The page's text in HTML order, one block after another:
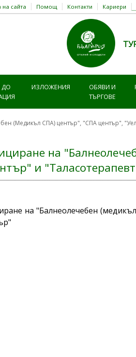
на сайта Помощ Контакти Кариери
ДО
ИЗЛОЖЕНИЯ
ОБЯВИ И
ТЪРГОВЕ
(Медикъл СПА) център", "СПА център",
на
и
на "Балнеолечебен